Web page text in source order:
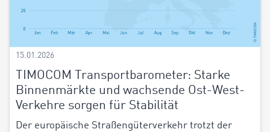
15.01.2026
TIMOCOM Transportbarometer: Starke
Binnenmärkte und wachsende Ost-West-
Verkehre sorgen für Stabilität
Der europäische Straßengüterverkehr trotzt der